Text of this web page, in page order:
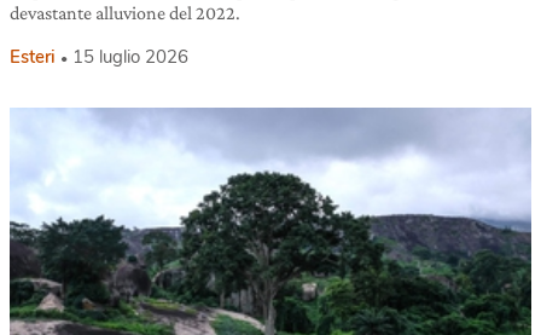
devastante alluvione del 2022.
Esteri 15 luglio 2026